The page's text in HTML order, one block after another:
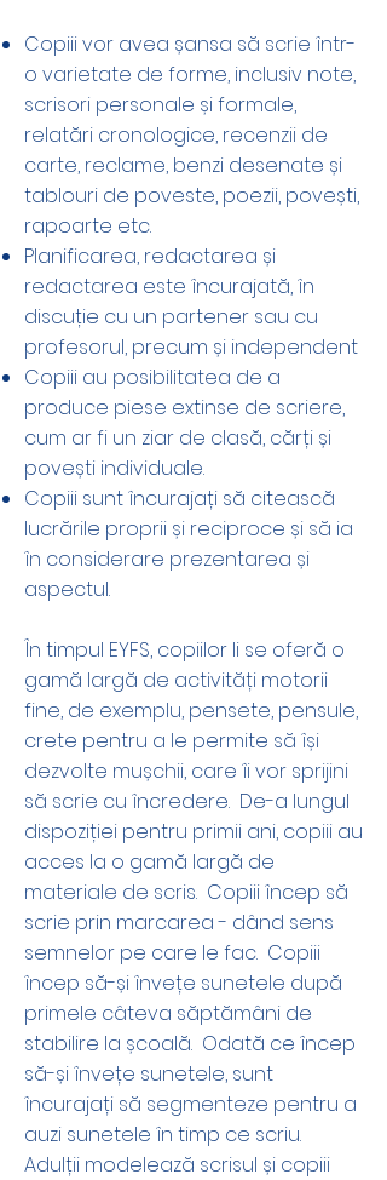
Copiii vor avea șansa să scrie într-
o varietate de forme, inclusiv note,
scrisori personale și formale,
relatări cronologice, recenzii de
carte, reclame, benzi desenate și
tablouri de poveste, poezii, povești,
rapoarte etc.
Planificarea, redactarea și
redactarea este încurajată, în
discuție cu un partener sau cu
profesorul, precum și independent
Copiii au posibilitatea de a
produce piese extinse de scriere,
cum ar fi un ziar de clasă, cărți și
povești individuale.
Copiii sunt încurajați să citească
lucrările proprii și reciproce și să ia
în considerare prezentarea și
aspectul.
În timpul EYFS, copiilor li se oferă o
gamă largă de activități motorii
fine, de exemplu, pensete, pensule,
crete pentru a le permite să își
dezvolte mușchii, care îi vor sprijini
să scrie cu încredere. De-a lungul
dispoziției pentru primii ani, copiii au
acces la o gamă largă de
materiale de scris. Copiii încep să
scrie prin marcarea - dând sens
semnelor pe care le fac. Copiii
încep să-și învețe sunetele după
primele câteva săptămâni de
stabilire la școală. Odată ce încep
să-și învețe sunetele, sunt
încurajați să segmenteze pentru a
auzi sunetele în timp ce scriu.
Adulții modelează scrisul și copiii